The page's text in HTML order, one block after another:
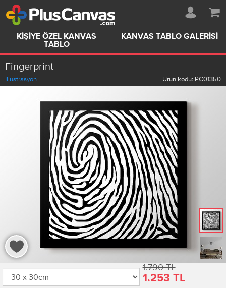
KIŞIYE ÖZEL KANVAS
TABLO
KANVAS TABLO GALERISI
Fingerprint
İllüstrasyon Ürün kodu: PC01350
1.790 TL
1.253 TL